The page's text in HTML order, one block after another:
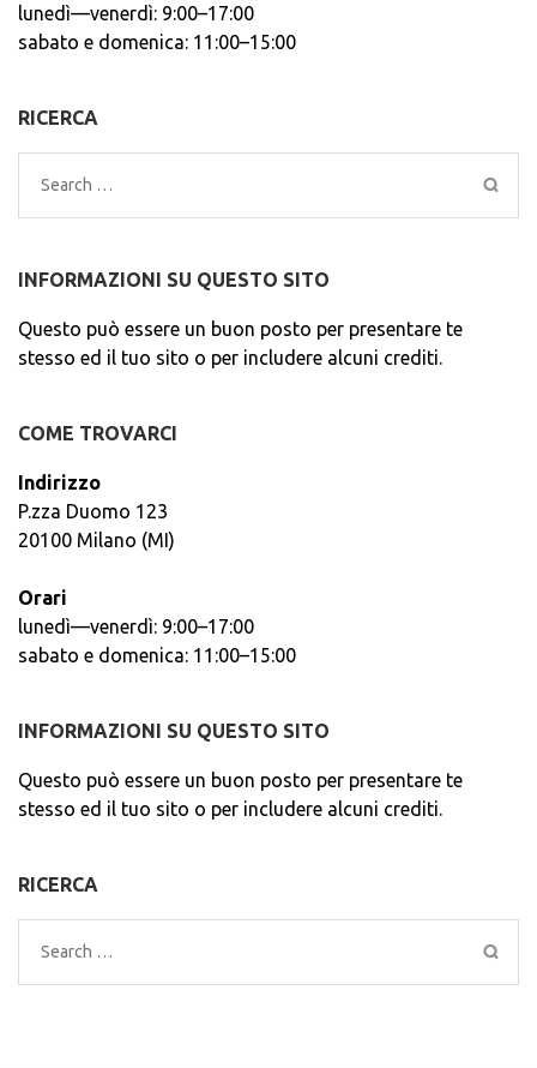
lunedì—venerdì: 9:00–17:00
sabato e domenica: 11:00–15:00
RICERCA
Search
for:
INFORMAZIONI SU QUESTO SITO
Questo può essere un buon posto per presentare te
stesso ed il tuo sito o per includere alcuni crediti.
COME TROVARCI
Indirizzo
P.zza Duomo 123
20100 Milano (MI)
Orari
lunedì—venerdì: 9:00–17:00
sabato e domenica: 11:00–15:00
INFORMAZIONI SU QUESTO SITO
Questo può essere un buon posto per presentare te
stesso ed il tuo sito o per includere alcuni crediti.
RICERCA
Search
for: